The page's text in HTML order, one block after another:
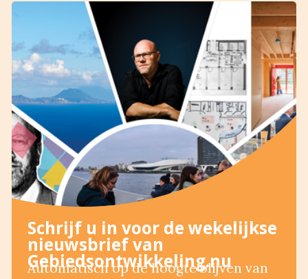
Schrijf u in voor de wekelijkse
nieuwsbrief van
Gebiedsontwikkeling.nu
Automatisch op de hoogte blijven van